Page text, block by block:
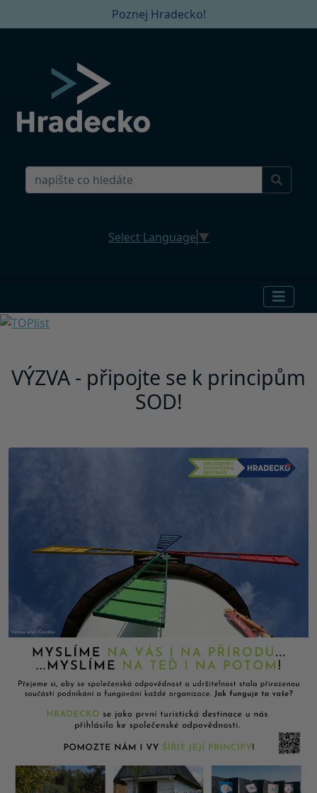
Poznej Hradecko!
Select Language ▼
VÝZVA - připojte se k principům
SOD!